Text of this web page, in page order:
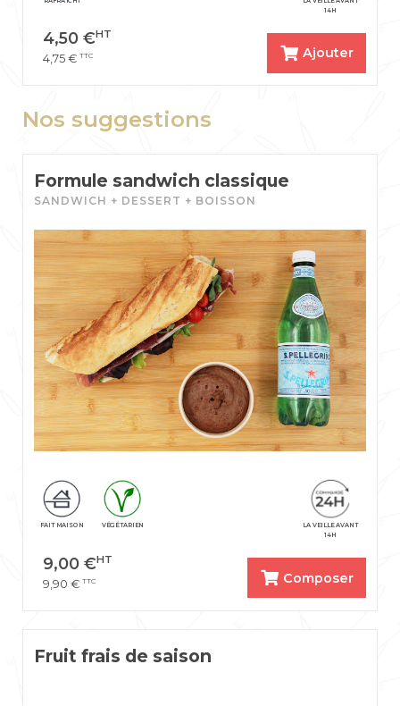
14H
4,50 €HT
4,75 € TTC Ajouter
Nos suggestions
Formule sandwich classique
SANDWICH + DESSERT + BOISSON
LA VEILLE AVANT
14H
FAIT MAISON VÉGÉTARIEN
9,00 €HT
9,90 € TTC Composer
Fruit frais de saison